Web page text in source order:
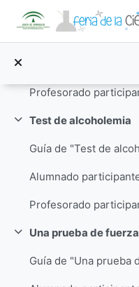
Colapsar
Un cubata químico
Colapsar
Test de alcoholemia
Colapsar
Una prueba de fuerza